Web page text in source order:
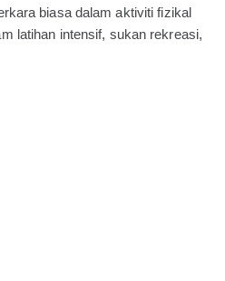
biasa dalam aktiviti fizikal
latihan intensif, sukan rekreasi,